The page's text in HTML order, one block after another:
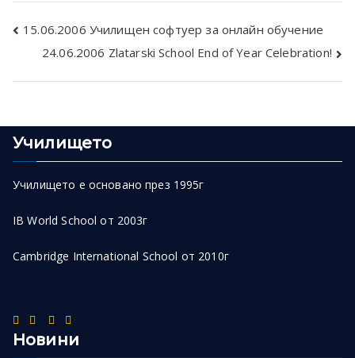
Post
navigation
15.06.2006 Училищен софтуер за онлайн обучение
24.06.2006 Zlatarski School End of Year Celebration!
Училището
Училището е основано през 1995г
IB World School от 2003г
Cambridge International School от 2010г
Новини